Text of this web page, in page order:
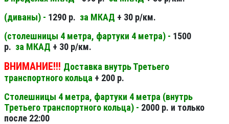
(диваны) - 1290 р. за МКАД + 30 р/км.
(столешницы 4 метра, фартуки 4 метра) - 1500
р. за МКАД + 30 р/км.
ВНИМАНИЕ!!! Доставка внутрь Третьего
транспортного кольца + 200 р.
Столешницы 4 метра, фартуки 4 метра (внутрь
Третьего транспортного кольца) - 2000 р. и только
после 22:00